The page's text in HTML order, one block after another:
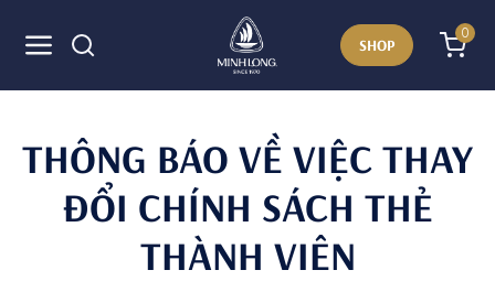
SHOP
0
THÔNG BÁO VỀ VIỆC THAY
ĐỔI CHÍNH SÁCH THẺ
THÀNH VIÊN